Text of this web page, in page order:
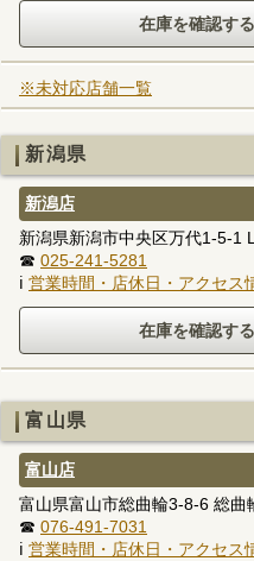
※未対応店舗一覧
新潟県
新潟店
新潟県新潟市中央区万代1-5-1
☎ 025-241-5281
ℹ 営業時間・店休日・アクセス
富山県
富山店
富山県富山市総曲輪3-8-6 総曲
☎ 076-491-7031
ℹ 営業時間・店休日・アクセス